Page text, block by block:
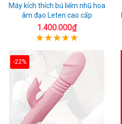
Máy kích thích bú liếm nhũ hoa
âm đạo Leten cao cấp
1.400.000₫
-22%